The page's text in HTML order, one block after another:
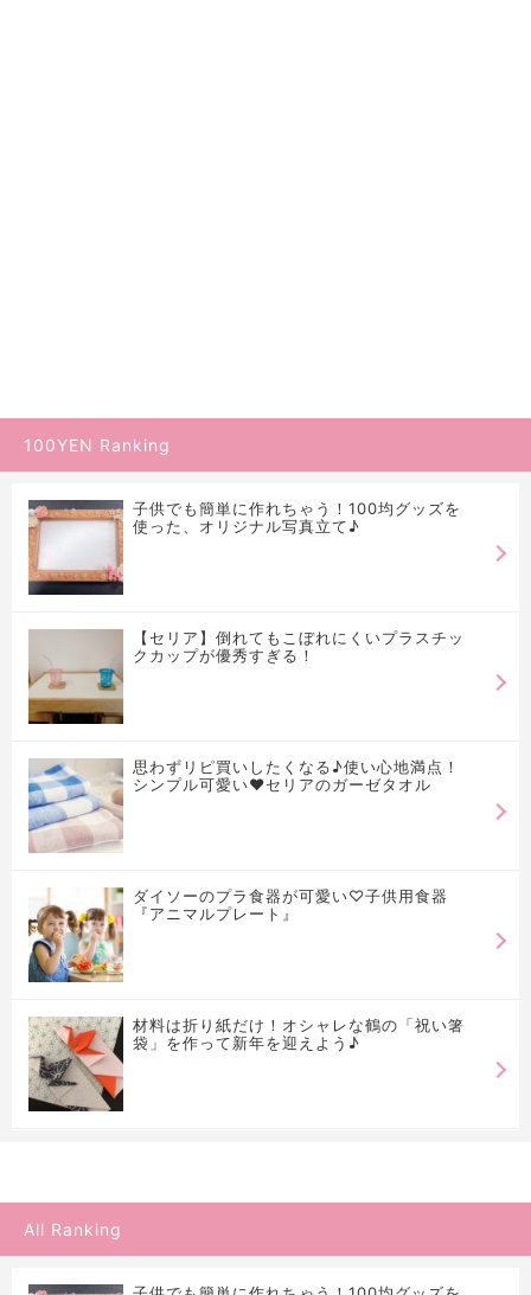
100YEN Ranking
子供でも簡単に作れちゃう！100均グッズを
使った、オリジナル写真立て♪
【セリア】倒れてもこぼれにくいプラスチッ
クカップが優秀すぎる！
思わずリピ買いしたくなる♪使い心地満点！
シンプル可愛い♥セリアのガーゼタオル
ダイソーのプラ食器が可愛い♡子供用食器
『アニマルプレート』
材料は折り紙だけ！オシャレな鶴の「祝い箸
袋」を作って新年を迎えよう♪
All Ranking